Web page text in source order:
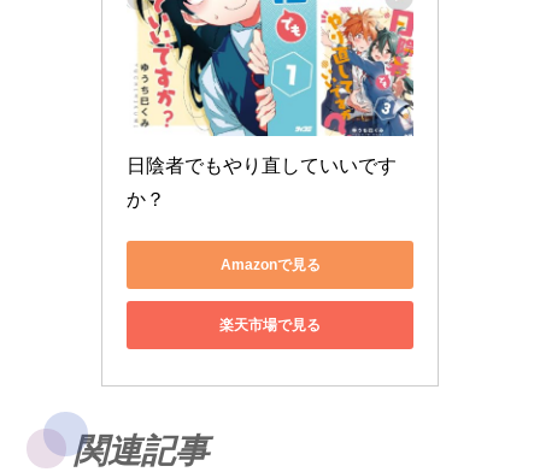
日陰者でもやり直していいです
か？
Amazonで見る
楽天市場で見る
関連記事